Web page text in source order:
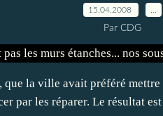
15.04.2008
Par CDG
la ville avait préféré
par les réparer. Le résultat